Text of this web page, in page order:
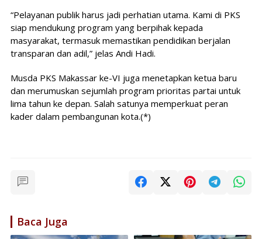
“Pelayanan publik harus jadi perhatian utama. Kami di PKS
siap mendukung program yang berpihak kepada
masyarakat, termasuk memastikan pendidikan berjalan
transparan dan adil,” jelas Andi Hadi.
Musda PKS Makassar ke-VI juga menetapkan ketua baru
dan merumuskan sejumlah program prioritas partai untuk
lima tahun ke depan. Salah satunya memperkuat peran
kader dalam pembangunan kota.(*)
Baca Juga